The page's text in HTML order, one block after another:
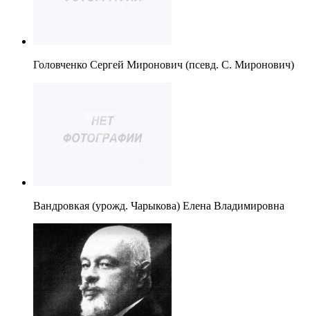
Головченко Сергей Миронович (псевд. С. Миронович)
Вандровкая (урожд. Чарыкова) Елена Владимировна